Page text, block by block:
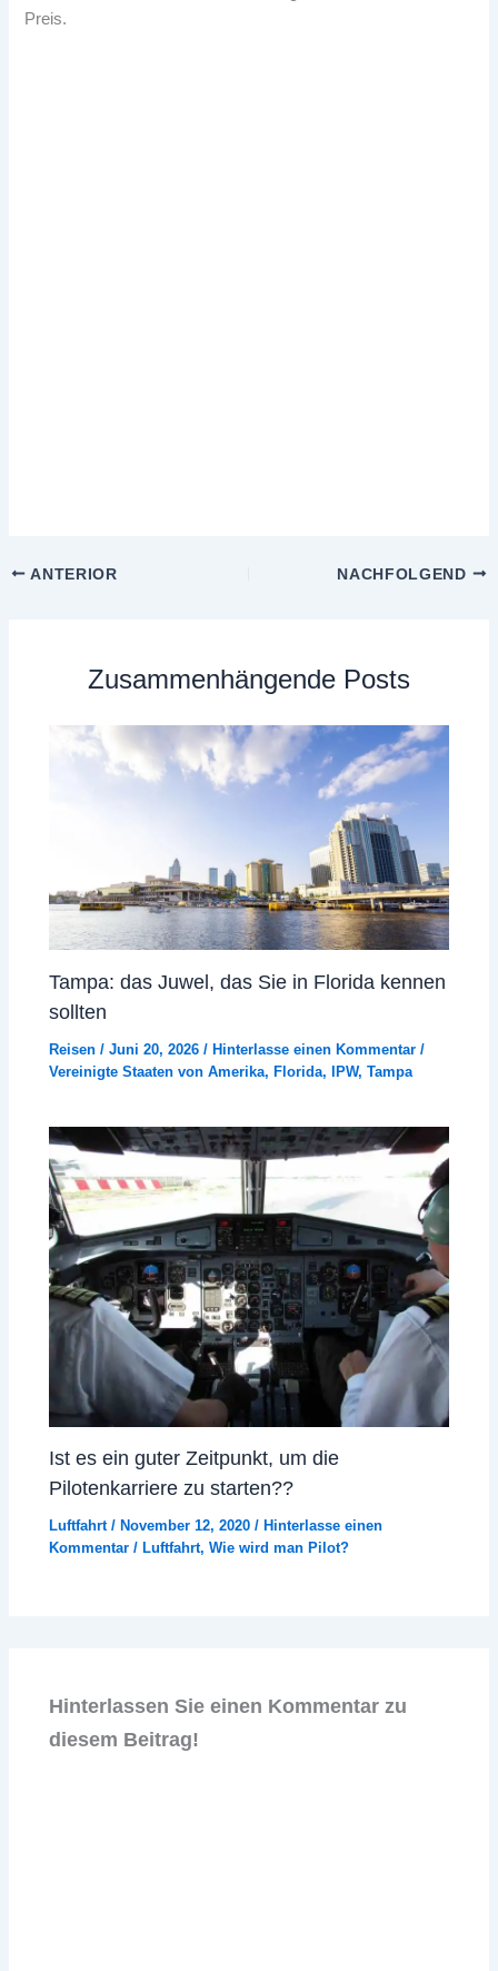
Preis.
ANTERIOR NACHFOLGEND
Zusammenhängende Posts
Tampa: das Juwel, das Sie in Florida kennen
sollten
Reisen /Juni 20, 2026/Hinterlasse einen Kommentar /
Vereinigte Staaten von Amerika,Florida,IPW,Tampa
Ist es ein guter Zeitpunkt, um die
Pilotenkarriere zu starten??
Luftfahrt/ November 12, 2020/ Hinterlasse einen
Kommentar / Luftfahrt,Wie wird man Pilot?
Hinterlassen Sie einen Kommentar zu
diesem Beitrag!